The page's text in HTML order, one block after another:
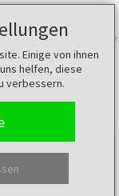
Einige von ihnen
helfen, diese
verbessern.